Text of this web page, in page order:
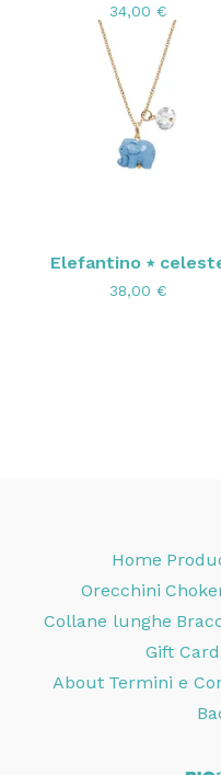
34,00 €
Elefantino ⭑
38,00 €
Home
Orecchini
Collane lunghe
Gift Card
About Termini e